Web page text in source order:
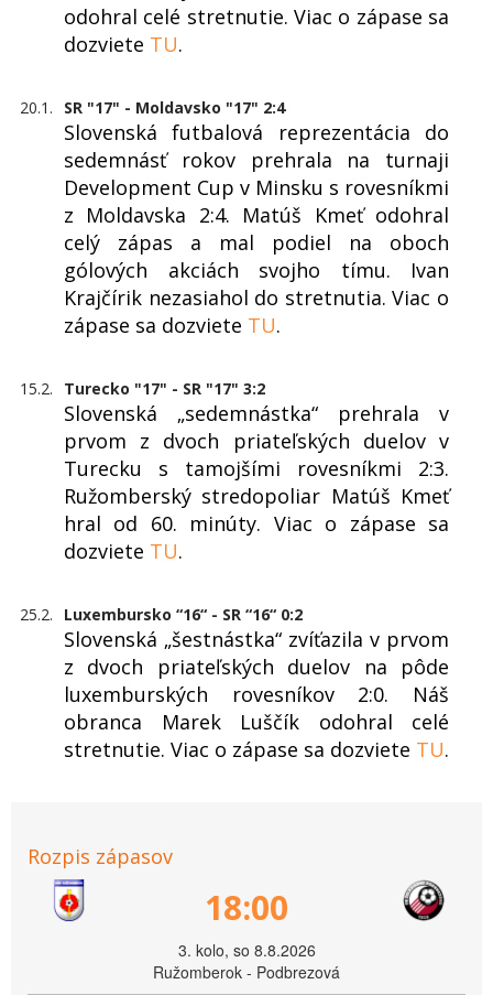
odohral celé stretnutie. Viac o zápase sa
dozviete TU.
20.1. SR "17" - Moldavsko "17" 2:4
Slovenská futbalová reprezentácia do
sedemnásť rokov prehrala na turnaji
Development Cup v Minsku s rovesníkmi
z Moldavska 2:4. Matúš Kmeť odohral
celý zápas a mal podiel na oboch
gólových akciách svojho tímu. Ivan
Krajčírik nezasiahol do stretnutia. Viac o
zápase sa dozviete TU.
15.2. Turecko "17" - SR "17" 3:2
Slovenská „sedemnástka“ prehrala v
prvom z dvoch priateľských duelov v
Turecku s tamojšími rovesníkmi 2:3.
Ružomberský stredopoliar Matúš Kmeť
hral od 60. minúty. Viac o zápase sa
dozviete TU.
25.2. Luxembursko “16“ - SR “16“ 0:2
Slovenská „šestnástka“ zvíťazila v prvom
z dvoch priateľských duelov na pôde
luxemburských rovesníkov 2:0. Náš
obranca Marek Luščík odohral celé
stretnutie. Viac o zápase sa dozviete TU.
Rozpis zápasov
18:00
3. kolo, so 8.8.2026
Ružomberok - Podbrezová